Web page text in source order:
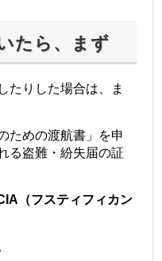
たら、まず
たりした場合は、ま
ための渡航書」を申
る盗難・紛失届の証
（フスティフィカン